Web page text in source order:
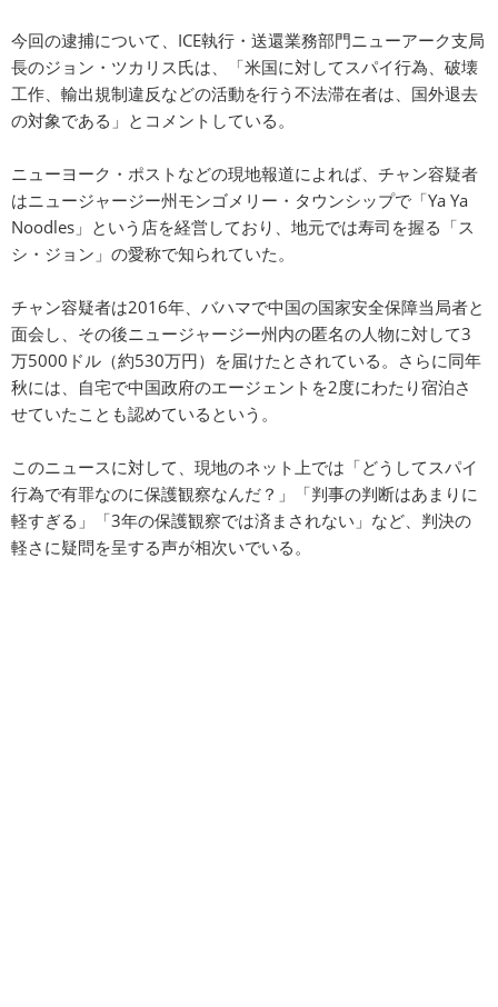
今回の逮捕について、ICE執行・送還業務部門ニューアーク支局
長のジョン・ツカリス氏は、「米国に対してスパイ行為、破壊
工作、輸出規制違反などの活動を行う不法滞在者は、国外退去
の対象である」とコメントしている。
ニューヨーク・ポストなどの現地報道によれば、チャン容疑者
はニュージャージー州モンゴメリー・タウンシップで「Ya Ya
Noodles」という店を経営しており、地元では寿司を握る「ス
シ・ジョン」の愛称で知られていた。
チャン容疑者は2016年、バハマで中国の国家安全保障当局者と
面会し、その後ニュージャージー州内の匿名の人物に対して3
万5000ドル（約530万円）を届けたとされている。さらに同年
秋には、自宅で中国政府のエージェントを2度にわたり宿泊さ
せていたことも認めているという。
このニュースに対して、現地のネット上では「どうしてスパイ
行為で有罪なのに保護観察なんだ？」「判事の判断はあまりに
軽すぎる」「3年の保護観察では済まされない」など、判決の
軽さに疑問を呈する声が相次いでいる。